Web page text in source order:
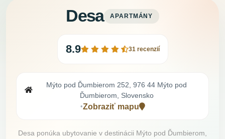
Desa APARTMÁNY
8.9 31 recenzií
Mýto pod Ďumbierom 252, 976 44 Mýto pod
Ďumbierom, Slovensko
•Zobraziť mapu
Desa ponúka ubytovanie v destinácii Mýto pod Ďumbierom,